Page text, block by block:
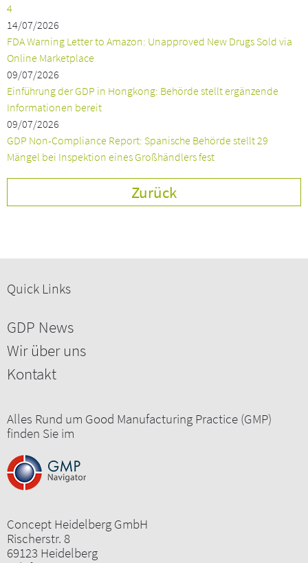
4
14/07/2026
FDA Warning Letter to Amazon: Unapproved New Drugs Sold via
Online Marketplace
09/07/2026
Einführung der GDP in Hongkong: Behörde stellt ergänzende
Informationen bereit
09/07/2026
GDP Non-Compliance Report: Spanische Behörde stellt 29
Mängel bei Inspektion eines Großhändlers fest
Zurück
Quick Links
GDP News
Wir über uns
Kontakt
Alles Rund um Good Manufacturing Practice (GMP)
finden Sie im
Concept Heidelberg GmbH
Rischerstr. 8
69123 Heidelberg